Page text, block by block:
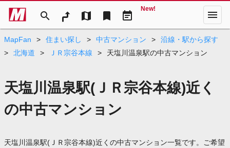
search map bookmark event_note
New! menu
MapFan > 住まい探し > 中古マンション >
沿線・駅から探す
>
北海道 > ＪＲ宗谷本線 > 天塩川温泉駅の中古マンション
天塩川温泉駅(ＪＲ宗谷本線)近く
の中古マンション
天塩川温泉駅(ＪＲ宗谷本線)近くの中古マンション一覧です。ご希望